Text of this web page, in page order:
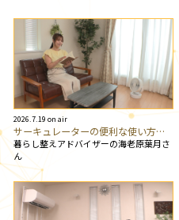
2026.7.19 on air
サーキュレーターの便利な使い方…
暮らし整えアドバイザーの海老原葉月さ
ん